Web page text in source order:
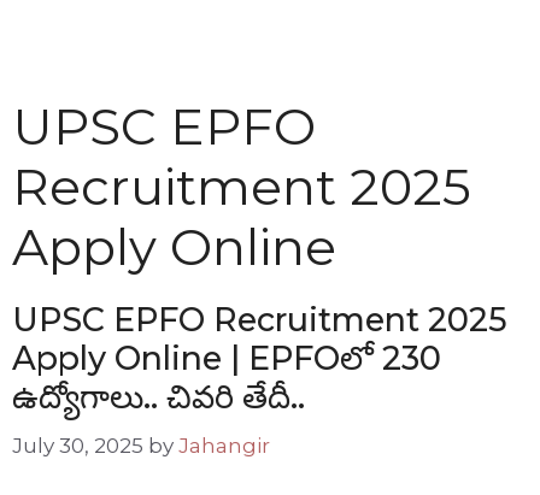
UPSC EPFO
Recruitment 2025
Apply Online
UPSC EPFO Recruitment 2025
Apply Online | EPFOలో 230
ఉద్యోగాలు.. చివరి తేదీ..
July 30, 2025 by Jahangir